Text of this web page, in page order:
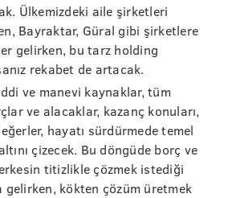
Ülkemizdeki aile şirketleri
Bayraktar, Güral gibi şirketlere
gelirken, bu tarz holding
rekabet de artacak.
ve manevi kaynaklar, tüm
ve alacaklar, kazanç konuları,
hayatı sürdürmede temel
çizecek. Bu döngüde borç ve
titizlikle çözmek istediği
gelirken, kökten çözüm üretmek